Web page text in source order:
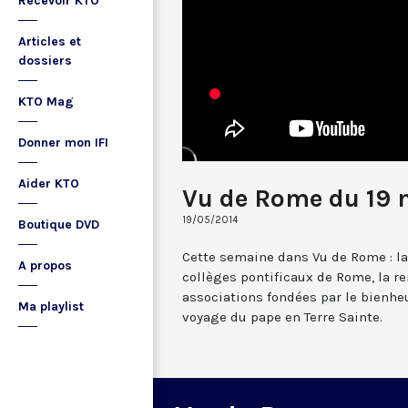
Articles et
dossiers
KTO Mag
Donner mon IFI
Aider KTO
Boutique DVD
A propos
Ma playlist
Vu de Rome du 19
19/05/2014
Cette semaine dans Vu de Rome :
collèges pontificaux de Rome, la
associations fondées par le
voyage du pape en Terre Sainte.